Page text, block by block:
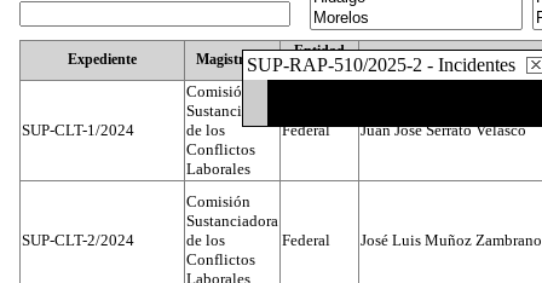
SUP-RAP-510/2025-2 - Incidentes
Expediente Magistrado
Entidad
Federativa
SUP-CLT-1/2024
Comisión
Sustanciadora
de los
Conflictos
Laborales
Federal Juan José Serrato Velasco
SUP-CLT-2/2024
Comisión
Sustanciadora
de los
Conflictos
Laborales
Federal José Luis Muñoz Zambrano